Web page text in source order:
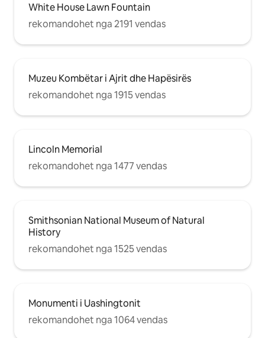
White House Lawn Fountain
rekomandohet nga 2191 vendas
Muzeu Kombëtar i Ajrit dhe Hapësirës
rekomandohet nga 1915 vendas
Lincoln Memorial
rekomandohet nga 1477 vendas
Smithsonian National Museum of Natural
History
rekomandohet nga 1525 vendas
Monumenti i Uashingtonit
rekomandohet nga 1064 vendas